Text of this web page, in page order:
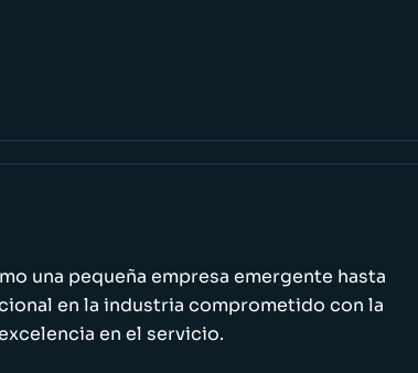
una pequeña empresa emergente hasta
en la industria comprometido con la
en el servicio.